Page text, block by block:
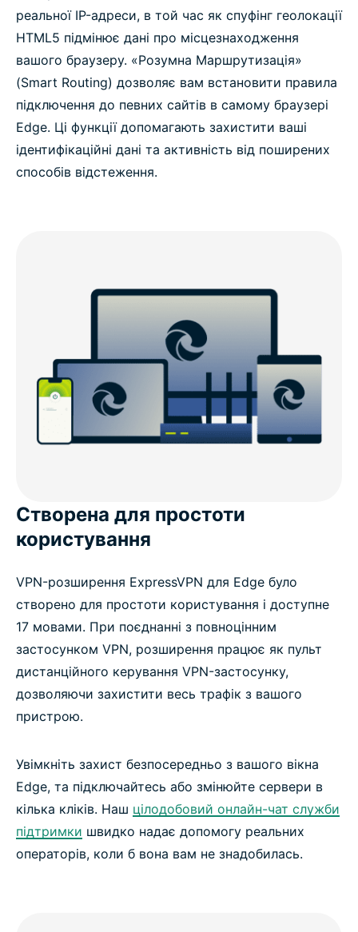
реальної IP-адреси, в той час як спуфінг геолокації
HTML5 підмінює дані про місцезнаходження
вашого браузеру. «Розумна Маршрутизація»
(Smart Routing) дозволяє вам встановити правила
підключення до певних сайтів в самому браузері
Edge. Ці функції допомагають захистити ваші
ідентифікаційні дані та активність від поширених
способів відстеження.
Створена для простоти
користування
VPN-розширення ExpressVPN для Edge було
створено для простоти користування і доступне
17 мовами. При поєднанні з повноцінним
застосунком VPN, розширення працює як пульт
дистанційного керування VPN-застосунку,
дозволяючи захистити весь трафік з вашого
пристрою.
Увімкніть захист безпосередньо з вашого вікна
Edge, та підключайтесь або змінюйте сервери в
кілька кліків. Наш цілодобовий онлайн-чат служби
підтримки швидко надає допомогу реальних
операторів, коли б вона вам не знадобилась.